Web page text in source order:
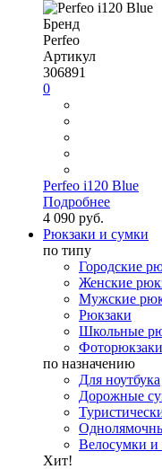
Бренд
Perfeo
Артикул
306891
0
Perfeo i120 Blue
Подробнее
4 090 руб.
Рюкзаки и сумки
по типу
Городские
Женские
Мужские
Рюкзаки
Школьные
Фоторюкзаки
по назначению
Для ноутбука
Дорожные
Велосумки и
Хит!